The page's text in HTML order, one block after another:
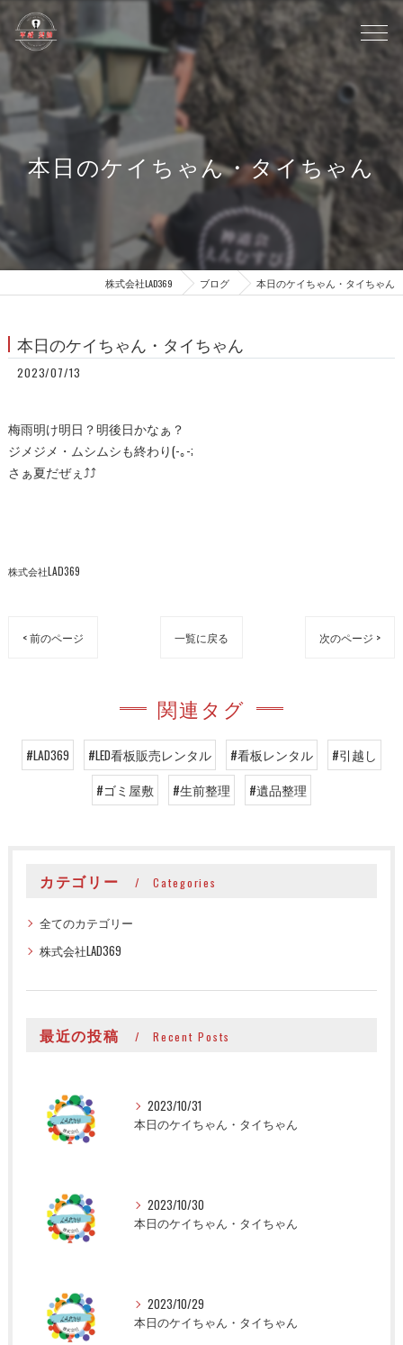
本日のケイちゃん・タイちゃん
株式会社LAD369 ブログ 本日のケイちゃん・タイちゃん
本日のケイちゃん・タイちゃん
2023/07/13
梅雨明け明日？明後日かなぁ？
ジメジメ・ムシムシも終わり(-｡-;
さぁ夏だぜぇ⤴︎⤴︎
株式会社LAD369
< 前のページ 一覧に戻る 次のページ >
関連タグ
#LAD369 #LED看板販売レンタル #看板レンタル
#引越し
#ゴミ屋敷
#生前整理 #遺品整理
カテゴリー Categories
全てのカテゴリー
株式会社LAD369
最近の投稿 Recent Posts
2023/10/31
本日のケイちゃん・タイちゃん
2023/10/30
本日のケイちゃん・タイちゃん
2023/10/29
本日のケイちゃん・タイちゃん